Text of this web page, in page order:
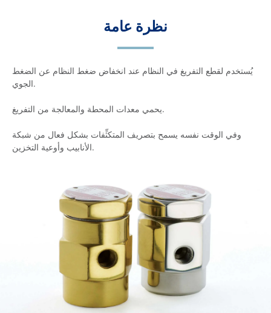
نظرة عامة
يُستخدم لقطع التفريغ في النظام عند انخفاض ضغط النظام عن الضغط
الجوي.
يحمي معدات المحطة والمعالجة من التفريغ.
وفي الوقت نفسه يسمح بتصريف المتكثِّفات بشكل فعال من شبكة
الأنابيب وأوعية التخزين.